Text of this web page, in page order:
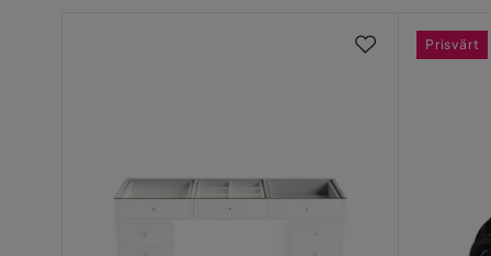
Prisvärt